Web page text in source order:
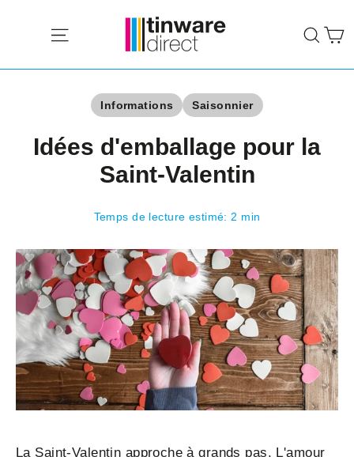
Informations Saisonnier
Idées d'emballage pour la
Saint-Valentin
Temps de lecture estimé: 2 min
La Saint-Valentin approche à grands pas. L'amour